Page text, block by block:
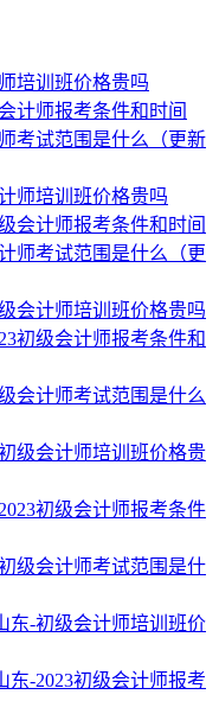
培训班价格贵吗
计师报考条件和时间
考试范围是什么（更新
师培训班价格贵吗
会计师报考条件和时间
师考试范围是什么（更
会计师培训班价格贵吗
初级会计师报考条件和
会计师考试范围是什么
级会计师培训班价格贵
初级会计师报考条件
级会计师考试范围是什
东-初级会计师培训班价
-2023初级会计师报考